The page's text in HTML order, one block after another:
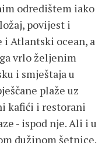
odredištem iako
povijest i
i Atlantski ocean, a
vrlo željenim
i smještaja u
plaže uz
kafići i restorani
- ispod nje. Ali i u
dužinom šetnice.